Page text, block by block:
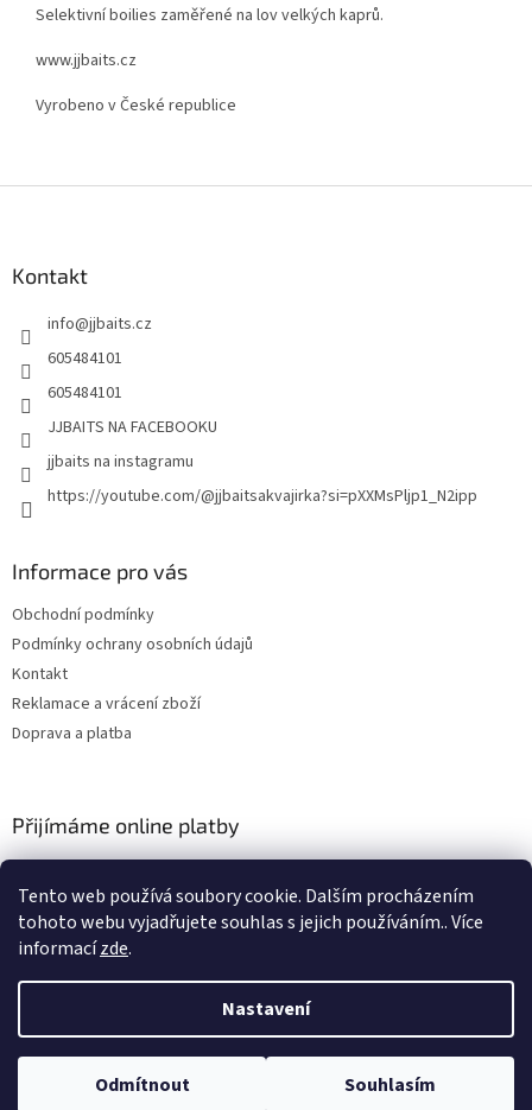
Tento web používá soubory cookie. Dalším procházením
tohoto webu vyjadřujete souhlas s jejich používáním.. Více
informacízde.
Nastavení
Odmítnout Souhlasím
Selektivní boilies zaměřené na lov velkých kaprů.
www.jjbaits.cz
Vyrobeno v České republice
Kontakt
info@jjbaits.cz
605484101
605484101
JJBAITS NA FACEBOOKU
jjbaits na instagramu
https://youtube.com/@jjbaitsakvajirka?si=pXXMsPljp1_N2ipp
Informace pro vás
Obchodní podmínky
Podmínky ochrany osobních údajů
Kontakt
Reklamace a vrácení zboží
Doprava a platba
Přijímáme online platby
Vytvořil Shoptet
Copyright 2026 . Všechna práva vyhrazena.